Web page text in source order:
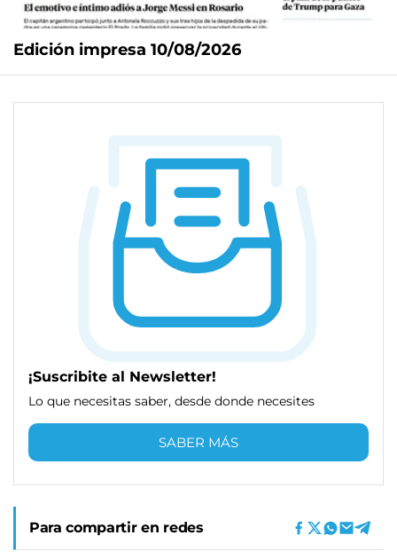
Edición impresa 10/08/2026
¡Suscribite al Newsletter!
Lo que necesitas saber, desde donde necesites
SABER MÁS
Para compartir en redes